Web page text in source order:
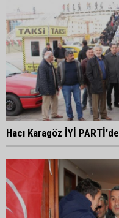
Hacı Karagöz İYİ PARTİ'de